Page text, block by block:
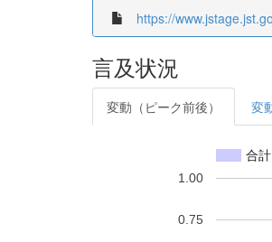
https://
言及状況
変動（ピーク前後） 変
合計
0.75
1.00